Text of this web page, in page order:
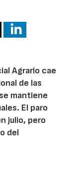
Agrario cae
de las
mantiene
El paro
julio, pero
del